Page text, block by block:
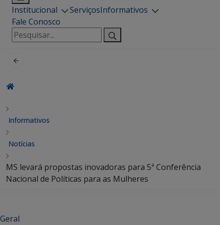
Institucional ServiçosInformativos
Fale Conosco
Pesquisar
por:
Informativos
Notícias
MS levará propostas inovadoras para 5ª Conferência
Nacional de Políticas para as Mulheres
Geral